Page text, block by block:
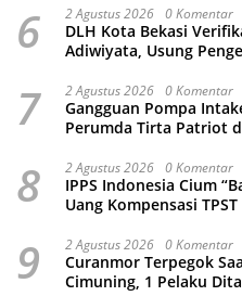
6 2 Agustus 2026 0 Komentar
DLH Kota Bekasi
Adiwiyata, Usung
7 2 Agustus 2026 0 Komentar
Gangguan Pompa
Perumda Tirta Patriot
8 2 Agustus 2026 0 Komentar
IPPS Indonesia Cium
Uang Kompensasi
9 2 Agustus 2026 0 Komentar
Curanmor Terpegok
Cimuning, 1 Pelaku